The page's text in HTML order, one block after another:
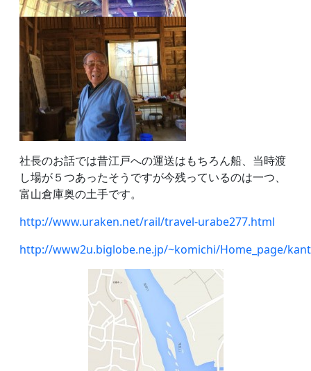
社長のお話では昔江戸への運送はもちろん船、当時渡
し場が５つあったそうですが今残っているのは一つ、
富山倉庫奥の土手です。
http://www.uraken.net/rail/travel-urabe277.html
http://www2u.biglobe.ne.jp/~komichi/Home_page/